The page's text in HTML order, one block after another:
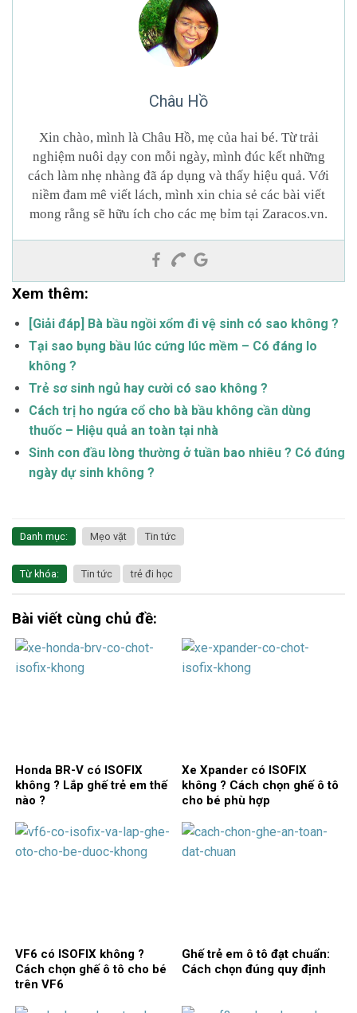
Châu Hồ
Xin chào, mình là Châu Hồ, mẹ của hai bé. Từ trải
nghiệm nuôi dạy con mỗi ngày, mình đúc kết những
cách làm nhẹ nhàng đã áp dụng và thấy hiệu quả. Với
niềm đam mê viết lách, mình xin chia sẻ các bài viết
mong rằng sẽ hữu ích cho các mẹ bỉm tại Zaracos.vn.
Xem thêm:
[Giải đáp] Bà bầu ngồi xổm đi vệ sinh có sao không ?
Tại sao bụng bầu lúc cứng lúc mềm – Có đáng lo
không ?
Trẻ sơ sinh ngủ hay cười có sao không ?
Cách trị ho ngứa cổ cho bà bầu không cần dùng
thuốc – Hiệu quả an toàn tại nhà
Sinh con đầu lòng thường ở tuần bao nhiêu ? Có đúng
ngày dự sinh không ?
Danh mục: Mẹo vặt Tin tức
Từ khóa: Tin tức trẻ đi học
Bài viết cùng chủ đề:
Honda BR-V có ISOFIX
không ? Lắp ghế trẻ em thế
nào ?
Xe Xpander có ISOFIX
không ? Cách chọn ghế ô tô
cho bé phù hợp
VF6 có ISOFIX không ?
Cách chọn ghế ô tô cho bé
trên VF6
Ghế trẻ em ô tô đạt chuẩn:
Cách chọn đúng quy định